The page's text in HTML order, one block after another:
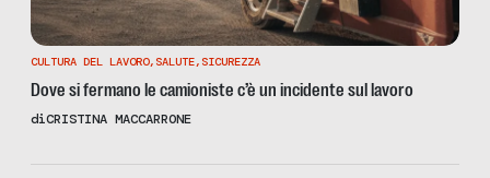
CULTURA DEL LAVORO, SALUTE, SICUREZZA
Dove si fermano le camioniste c’è un incidente sul lavoro
diCRISTINA MACCARRONE